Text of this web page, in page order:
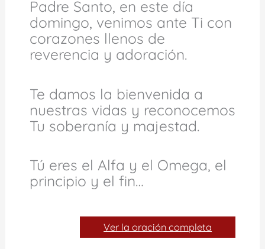
Padre Santo, en este día
domingo, venimos ante Ti con
corazones llenos de
reverencia y adoración.
Te damos la bienvenida a
nuestras vidas y reconocemos
Tu soberanía y majestad.
Tú eres el Alfa y el Omega, el
principio y el fin…
Ver la oración completa